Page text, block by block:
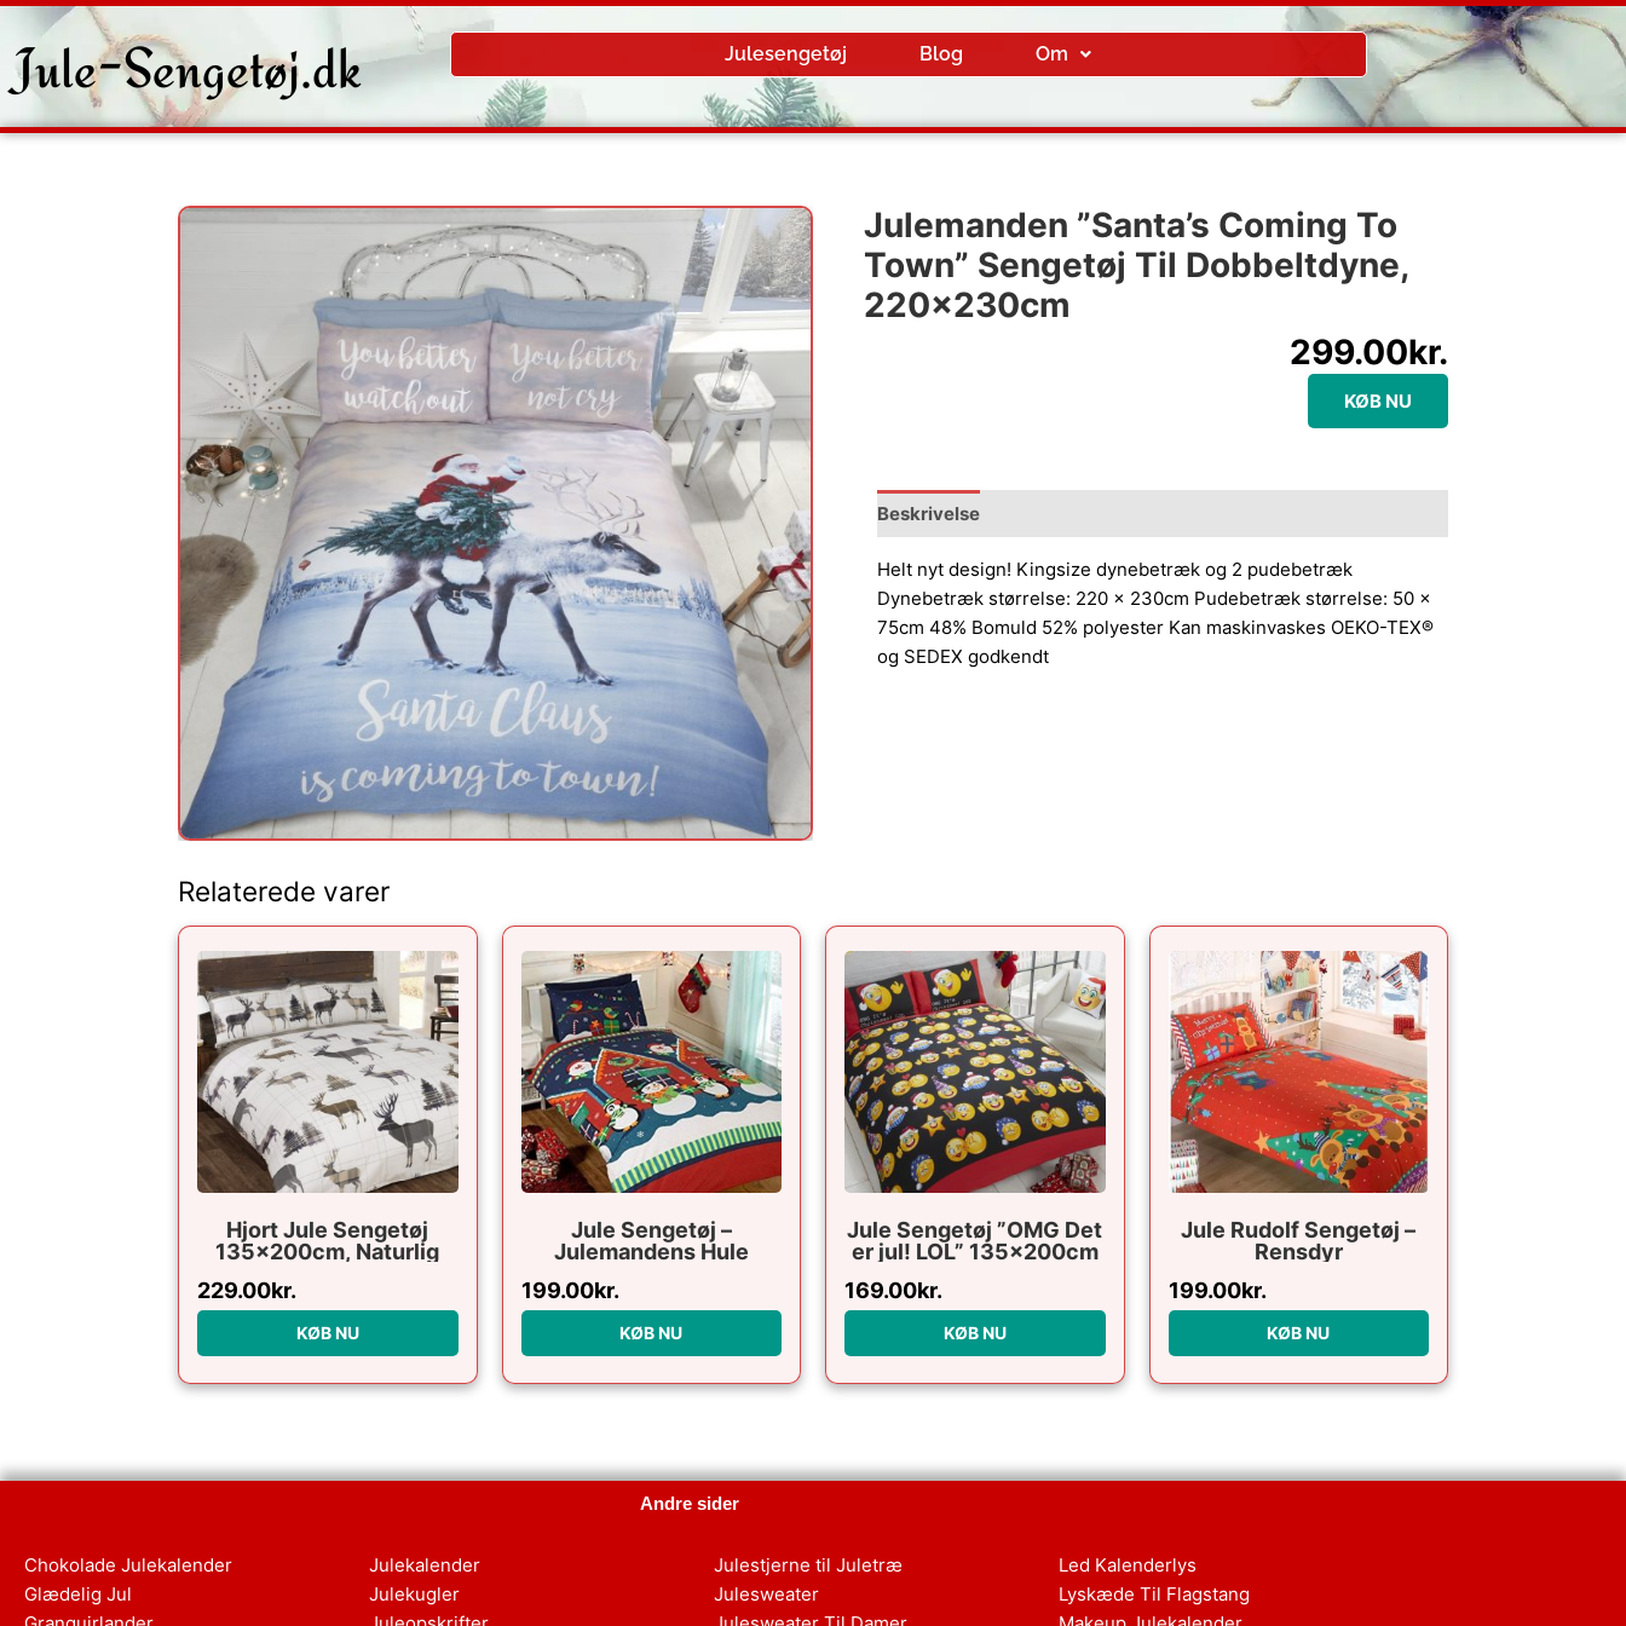
Gå
indholdet
Jule-Sengetøj.dk Julesengetøj Blog Om
Julemanden ”Santa’s Coming To
Town” Sengetøj Til Dobbeltdyne,
220x230cm
299.00kr.
KØB NU
Beskrivelse
Helt nyt design! Kingsize dynebetræk og 2 pudebetræk
Dynebetræk størrelse: 220 x 230cm Pudebetræk størrelse: 50 x
75cm 48% Bomuld 52% polyester Kan maskinvaskes OEKO-TEX®
og SEDEX godkendt
Relaterede varer
Hjort Jule Sengetøj
135x200cm, Naturlig
229.00kr.
KØB NU
Jule Sengetøj –
Julemandens Hule
199.00kr.
KØB NU
Jule Sengetøj ”OMG Det
er jul! LOL” 135x200cm
169.00kr.
KØB NU
Jule Rudolf Sengetøj –
Rensdyr
199.00kr.
KØB NU
Andre sider
Chokolade Julekalender
Glædelig Jul
Julekalender
Julekugler
Julestjerne til Juletræ
Julesweater
Led Kalenderlys
Lyskæde Til Flagstang